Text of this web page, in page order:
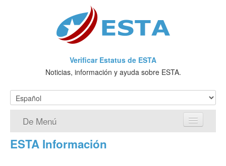
Verificar Estatus de ESTA
Noticias, información y ayuda sobre ESTA.
De Menú
Página de inicio
ESTA Información